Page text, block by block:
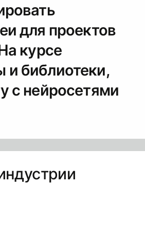
для проектов
курсе
и библиотеки,
с нейросетями